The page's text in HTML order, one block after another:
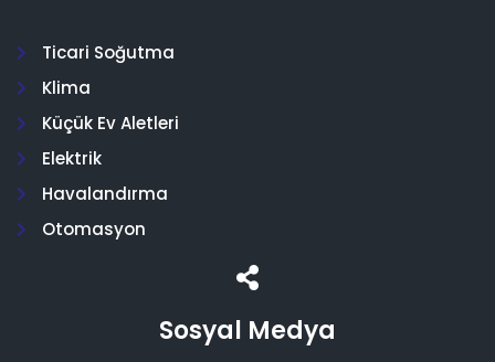
Ticari Soğutma
Klima
Küçük Ev Aletleri
Elektrik
Havalandırma
Otomasyon
Sosyal Medya